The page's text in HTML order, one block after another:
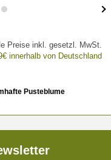
Preise inkl. gesetzl. MwSt.
innerhalb von Deutschland
Pusteblume